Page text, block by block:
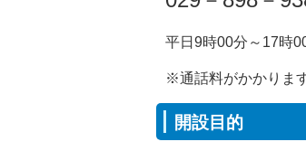
平日9時00分～17時
※通話料がかかります
開設目的